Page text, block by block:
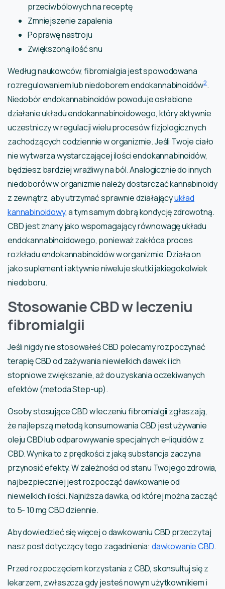
przeciwbólowych na receptę
Zmniejszenie zapalenia
Poprawę nastroju
Zwiększoną ilość snu
Według naukowców, fibromialgia jest spowodowana
rozregulowaniem lub niedoborem endokannabinoidów2.
Niedobór endokannabinoidów powoduje osłabione
działanie układu endokannabinoidowego, który aktywnie
uczestniczy w regulacji wielu procesów fizjologicznych
zachodzących codziennie w organizmie. Jeśli Twoje ciało
nie wytwarza wystarczającej ilości endokannabinoidów,
będziesz bardziej wrażliwy na ból. Analogicznie do innych
niedoborów w organizmie należy dostarczać kannabinoidy
z zewnątrz, aby utrzymać sprawnie działającyukład
kannabinoidowy, a tym samym dobrą kondycję zdrowotną.
CBD jest znany jako wspomagający równowagę układu
endokannabinoidowego, ponieważ zakłóca proces
rozkładu endokannabinoidów w organizmie. Działa on
jako suplement i aktywnie niweluje skutki jakiegokolwiek
niedoboru.
Stosowanie CBD w leczeniu
fibromialgii
Jeśli nigdy nie stosowałeś CBD polecamy rozpoczynać
terapię CBD od zażywania niewielkich dawek i ich
stopniowe zwiększanie, aż do uzyskania oczekiwanych
efektów (metoda Step-up).
Osoby stosujące CBD w leczeniu fibromialgii zgłaszają,
że najlepszą metodą konsumowania CBD jest używanie
oleju CBD lub odparowywanie specjalnych e-liquidów z
CBD. Wynika to z prędkości z jaką substancja zaczyna
przynosić efekty. W zależności od stanu Twojego zdrowia,
najbezpieczniej jest rozpocząć dawkowanie od
niewielkich ilości. Najniższa dawka, od której można zacząć
to 5- 10 mg CBD dziennie.
Aby dowiedzieć się więcej o dawkowaniu CBD przeczytaj
nasz post dotyczący tego zagadnienia: dawkowanie CBD.
Przed rozpoczęciem korzystania z CBD, skonsultuj się z
lekarzem, zwłaszcza gdy jesteś nowym użytkownikiem i